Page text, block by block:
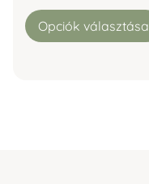
Opciók választása